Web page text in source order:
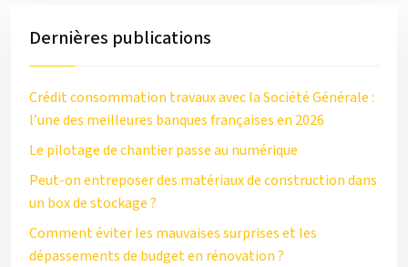
Dernières publications
Crédit consommation travaux avec la Société Générale :
l’une des meilleures banques françaises en 2026
Le pilotage de chantier passe au numérique
Peut-on entreposer des matériaux de construction dans
un box de stockage ?
Comment éviter les mauvaises surprises et les
dépassements de budget en rénovation ?